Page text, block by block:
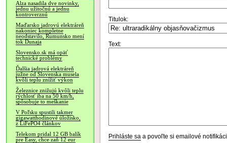
Alza nasadila dve novinky,
jednu užitočnú a jednu
kontroverznú
Maďarsko jadrovú elektráreň
nakoniec kompletne
neodstavilo, Rumunsko mení
tok Dunaja
Slovensko.sk má opäť
technické problémy
Ďalšia jadrová elektráreň
južne od Slovenska musela
kvôli teplu znížiť výkon
Železnice znižujú kvôli teplu
rýchlosť iba na 50 km/h,
spôsobuje to meškanie
V Poľsku spustili takmer
gigawatthodinové úložisko,
z LiFePO4 článkov
Telekom pridal 12 GB balík
pre Easy, chce zaň 12 eur
Titulok:
Text:
Prihláste sa a povoľte si emailové